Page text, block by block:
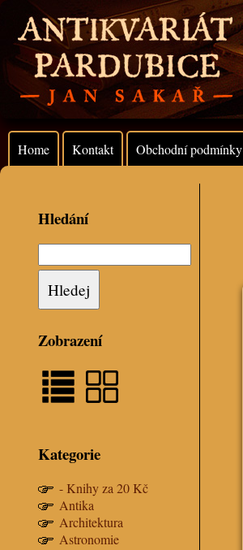
Home Kontakt Obchodní podmínky
Hledání
Zobrazení
Kategorie
- Knihy za 20 Kč
Antika
Architektura
Astronomie